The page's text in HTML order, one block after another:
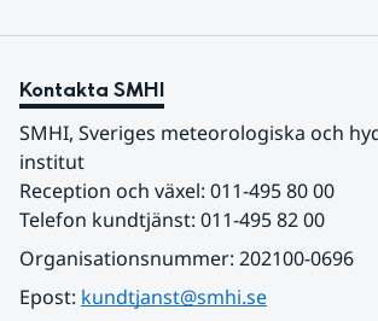
Kontakta SMHI
SMHI, Sveriges meteorologiska och
institut
Reception och växel: 011-495 80 00
Telefon kundtjänst: 011-495 82 00
Organisationsnummer: 202100-0696
Epost: kundtjanst@smhi.se